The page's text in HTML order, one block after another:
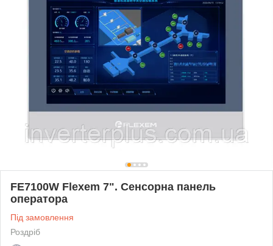
FE7100W Flexem 7". Сенсорна панель
оператора
Під замовлення
Роздріб